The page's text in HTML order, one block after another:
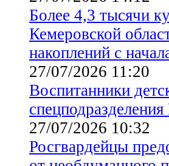
Более 4,3 тысячи
Кемеровской
накоплений с
27/07/2026 11:20
Воспитанники
27/07/2026 10:32
Росгвардейцы